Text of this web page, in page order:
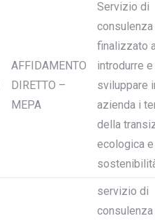
AFFIDAMENTO
DIRETTO –
MEPA
Servizio di
consulenza
finalizzato
introdurre e
sviluppare
azienda i
della
ecologica
servizio di
consulenza